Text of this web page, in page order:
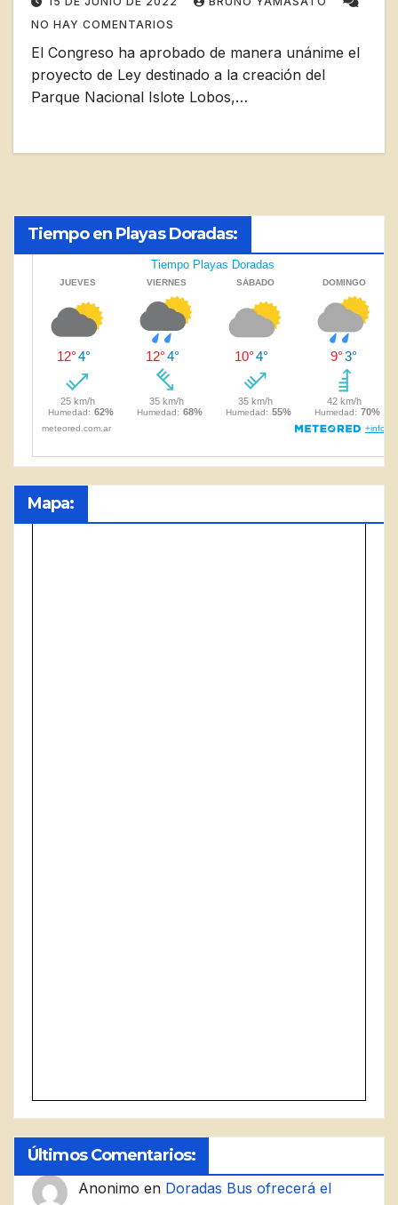
NO HAY COMENTARIOS
El Congreso ha aprobado de manera unánime el
proyecto de Ley destinado a la creación del
Parque Nacional Islote Lobos,…
Tiempo en Playas Doradas:
Mapa:
Últimos Comentarios:
Anonimo en Doradas Bus ofrecerá el